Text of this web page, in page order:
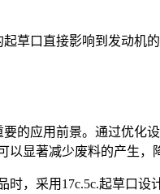
草口直接影响到发动机
的应用前景。通过优化
显著减少废料的产生，
，采用17c.5c.起草口